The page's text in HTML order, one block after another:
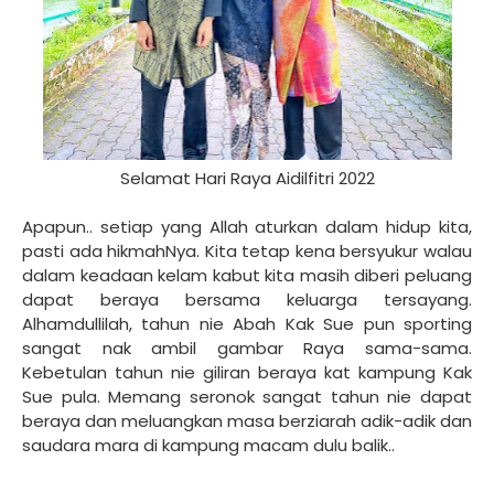
Selamat Hari Raya Aidilfitri 2022
Apapun.. setiap yang Allah aturkan dalam hidup kita,
pasti ada hikmahNya. Kita tetap kena bersyukur walau
dalam keadaan kelam kabut kita masih diberi peluang
dapat beraya bersama keluarga tersayang.
Alhamdullilah, tahun nie Abah Kak Sue pun sporting
sangat nak ambil gambar Raya sama-sama.
Kebetulan tahun nie giliran beraya kat kampung Kak
Sue pula. Memang seronok sangat tahun nie dapat
beraya dan meluangkan masa berziarah adik-adik dan
saudara mara di kampung macam dulu balik..